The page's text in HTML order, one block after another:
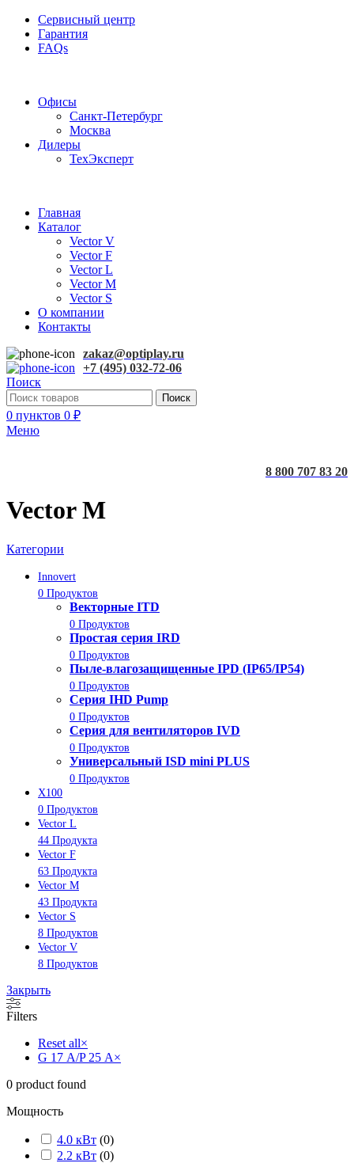
Сервисный центр
Гарантия
FAQs
Офисы
Санкт-Петербург
Москва
Дилеры
ТехЭксперт
Главная
Каталог
Vector V
Vector F
Vector L
Vector M
Vector S
О компании
Контакты
zakaz@optiplay.ru
+7 (495) 032-72-06
Поиск
Поиск
0 пунктов 0 ₽
Меню
8 800 707 83 20
Vector M
Категории
Innovert
0 Продуктов
Векторные ITD
0 Продуктов
Простая серия IRD
0 Продуктов
Пыле-влагозащищенные IPD (IP65/IP54)
0 Продуктов
Серия IHD Pump
0 Продуктов
Серия для вентиляторов IVD
0 Продуктов
Универсальный ISD mini PLUS
0 Продуктов
X100
0 Продуктов
Vector L
44 Продукта
Vector F
63 Продукта
Vector M
43 Продукта
Vector S
8 Продуктов
Vector V
8 Продуктов
Закрыть
Filters
Reset all×
G 17 А/P 25 А×
0 product found
Мощность
4.0 кВт (0)
2.2 кВт (0)